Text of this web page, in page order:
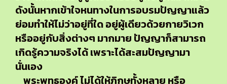
ดังนั้นหากเข้าใจหนทางในการอบรมปัญญาแล้ว
ย่อมทำให้ไม่ว่าอยู่ที่ใด อยู่ผู้เดียวด้วยกายวิเวก
หรืออยู่กับสิ่งต่างๆ มากมาย ปัญญาก็สามารถ
เกิดรู้ความจริงได้ เพราะได้สะสมปัญญามา
นั่นเอง
พระพุทธองค์ ไม่ได้ให้ภิกษุทั้งหลาย หรือ